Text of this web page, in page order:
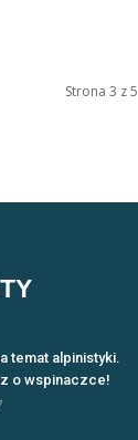
Strona 3 z 5
temat alpinistyki.
o wspinaczce!